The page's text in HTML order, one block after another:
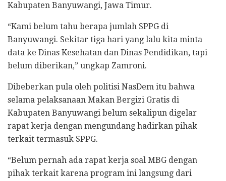
Kabupaten Banyuwangi, Jawa Timur.
“Kami belum tahu berapa jumlah SPPG di
Banyuwangi. Sekitar tiga hari yang lalu kita minta
data ke Dinas Kesehatan dan Dinas Pendidikan, tapi
belum diberikan,” ungkap Zamroni.
Dibeberkan pula oleh politisi NasDem itu bahwa
selama pelaksanaan Makan Bergizi Gratis di
Kabupaten Banyuwangi belum sekalipun digelar
rapat kerja dengan mengundang hadirkan pihak
terkait termasuk SPPG.
“Belum pernah ada rapat kerja soal MBG dengan
pihak terkait karena program ini langsung dari